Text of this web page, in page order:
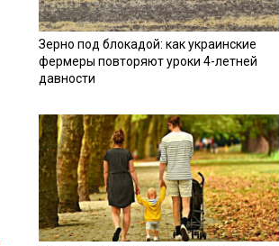
Зерно под блокадой: как украинские
фермеры повторяют уроки 4-летней
давности